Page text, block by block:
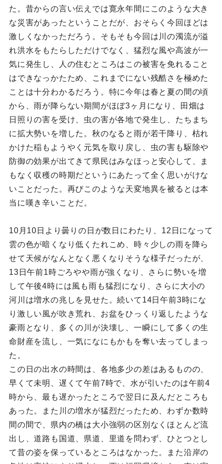
た。昔からの言い伝えでは寛永年間にこのような大き
な災害があったということだが、おそらく今回ほどは
激しくなかっただろう。そもそも今回は川の濁流が溢
れ洪水をもたらしただけでなく、猛烈な風や高波が一
気に発生し、人の住むところはこの被害を免れること
はできなっかたため、これまでにない残酷さを極めた
ことは十分わかるだろう。特に今年は春と夏の間の頃
から、雨が降らない期間がほぼ3ヶ月になり、田畑は
日照りの害を受け、虫の害が各地で発生し、たちまち
に拡大勢いを増した。秋のなると雨が若干降り、枯れ
かけた稲もようやく元気を取り戻し、虫の害も駆除や
防御の効果が出てきて県民はみなほっと安心して、ま
もなく収穫の時期だというにあたって全く思いがけな
いことだった。再びこのような天変地異を被るとは本
当に嘆き辛いことだ。
10月10日より曇りの日が数日にわたり、12日になって
雲の色が暗くなり低くたれこめ、時々少しの雨を降ら
せて天候がなんとなく悪くなりそうな様子だったが、
13日午前1時ごろやや雨が強くなり、さらに勢いを増
して午後4時には風も雨も猛烈になり、さらに大小の
河川は増水の兆しを見せた。続いて14日午前3時にな
り激しい風が吹き荒れ、お盆をひっくり返したような
豪雨となり、多くの川が決壊し、一瞬にして多くの生
命財産を流し、一気になにもかもを奪い去ってしまっ
た。
この日の出水の時間は、各地多少の差はあるものの、
早くて未明、遅くて午前7時で、水が引いたのは午前4
時から、最も遅かったところで翌日に及んだところも
あった。また川の増水が猛烈だったため、わずか数時
間の間で、県内の橋は大小強弱の区別なくほとんど流
出し、道路も国道、県道、里道を問わず、ひとつとし
て昔の姿を保っているところはなかった。また沿岸の